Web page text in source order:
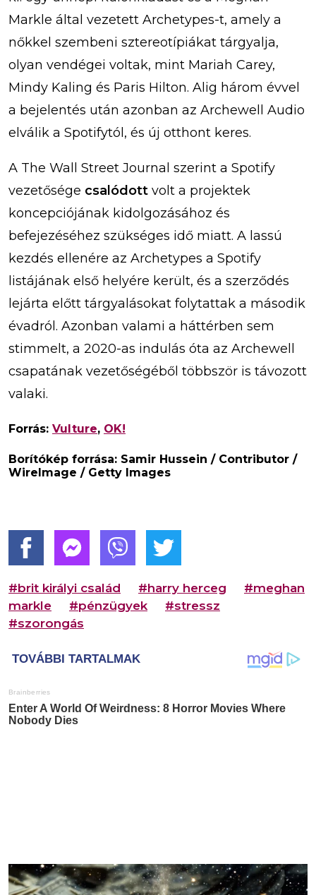
Markle által vezetett Archetypes-t, amely a
nőkkel szembeni sztereotípiákat tárgyalja,
olyan vendégei voltak, mint Mariah Carey,
Mindy Kaling és Paris Hilton. Alig három évvel
a bejelentés után azonban az Archewell Audio
elválik a Spotifytól, és új otthont keres.
A The Wall Street Journal szerint a Spotify
vezetősége csalódott volt a projektek
koncepciójának kidolgozásához és
befejezéséhez szükséges idő miatt. A lassú
kezdés ellenére az Archetypes a Spotify
listájának első helyére került, és a szerződés
lejárta előtt tárgyalásokat folytattak a második
évadról. Azonban valami a háttérben sem
stimmelt, a 2020-as indulás óta az Archewell
csapatának vezetőségéből többször is távozott
valaki.
Forrás: Vulture, OK!
Borítókép forrása: Samir Hussein / Contributor /
WireImage / Getty Images
#brit királyi család #harry herceg
#meghan
markle
#pénzügyek
#stressz
#szorongás